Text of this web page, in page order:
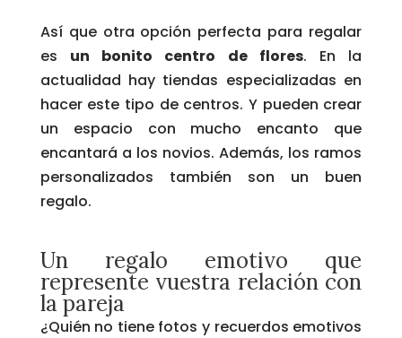
Así que otra opción perfecta para regalar
es un bonito centro de flores. En la
actualidad hay tiendas especializadas en
hacer este tipo de centros. Y pueden crear
un espacio con mucho encanto que
encantará a los novios. Además, los ramos
personalizados también son un buen
regalo.
Un regalo emotivo que
represente vuestra relación con
la pareja
¿Quién no tiene fotos y recuerdos emotivos